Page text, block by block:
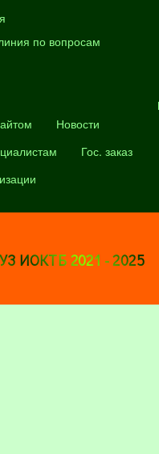
по вопросам
Новости
Гос. заказ
ИОКТБ 2021 - 2025